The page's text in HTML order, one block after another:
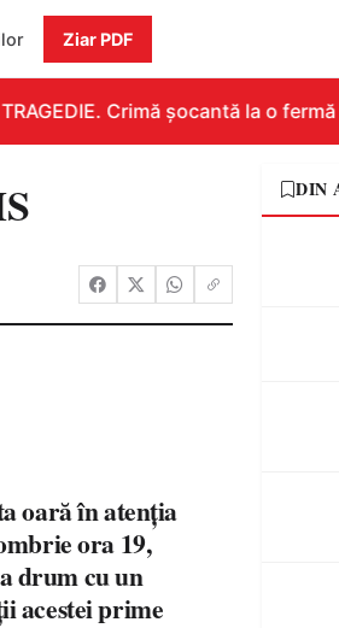
Ziar PDF
Crimă șocantă la o fermă
oară în atenția
ora 19,
drum cu un
acestei prime
DIN